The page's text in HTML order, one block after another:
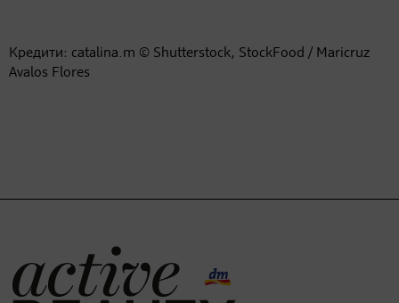
Кредити: catalina.m © Shutterstock, StockFood / Maricruz
Avalos Flores